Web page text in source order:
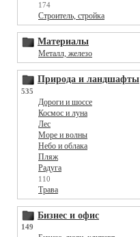
174
Строитель, стройка
Материалы
Металл, железо
Природа и ландшафты
535
Дороги и шоссе
Космос и луна
Лес
Море и волны
Небо и облака
Пляж
Радуга
110
Трава
Бизнес и офис
149